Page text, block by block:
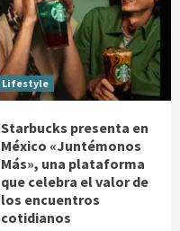
Lifestyle
Starbucks presenta en
México «Juntémonos
Más», una plataforma
que celebra el valor de
los encuentros
cotidianos